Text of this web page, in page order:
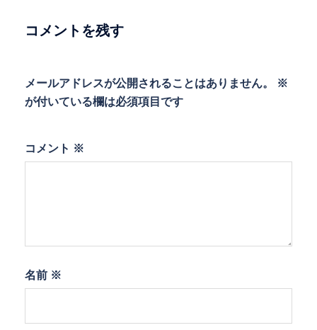
ンコメントを残す
メールアドレスが公開されることはありません。
※
が付いている欄は必須項目です
コメント ※
名前 ※